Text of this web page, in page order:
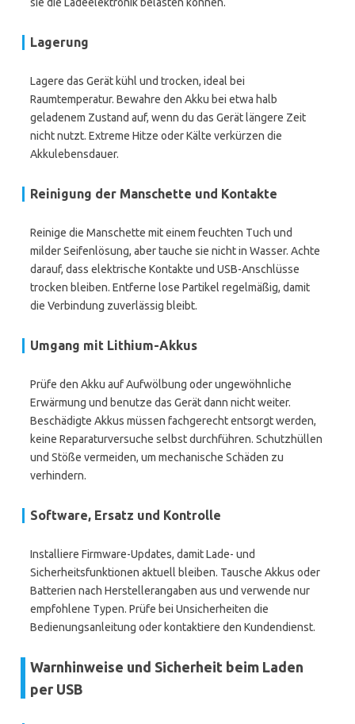
Lagerung
Lagere das Gerät kühl und trocken, ideal bei
Raumtemperatur. Bewahre den Akku bei etwa halb
geladenem Zustand auf, wenn du das Gerät längere Zeit
nicht nutzt. Extreme Hitze oder Kälte verkürzen die
Akkulebensdauer.
Reinigung der Manschette und Kontakte
Reinige die Manschette mit einem feuchten Tuch und
milder Seifenlösung, aber tauche sie nicht in Wasser. Achte
darauf, dass elektrische Kontakte und USB-Anschlüsse
trocken bleiben. Entferne lose Partikel regelmäßig, damit
die Verbindung zuverlässig bleibt.
Umgang mit Lithium-Akkus
Prüfe den Akku auf Aufwölbung oder ungewöhnliche
Erwärmung und benutze das Gerät dann nicht weiter.
Beschädigte Akkus müssen fachgerecht entsorgt werden,
keine Reparaturversuche selbst durchführen. Schutzhüllen
und Stöße vermeiden, um mechanische Schäden zu
verhindern.
Software, Ersatz und Kontrolle
Installiere Firmware-Updates, damit Lade- und
Sicherheitsfunktionen aktuell bleiben. Tausche Akkus oder
Batterien nach Herstellerangaben aus und verwende nur
empfohlene Typen. Prüfe bei Unsicherheiten die
Bedienungsanleitung oder kontaktiere den Kundendienst.
Warnhinweise und Sicherheit beim Laden
per USB